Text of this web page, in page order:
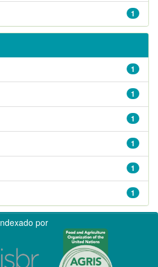
1
1
1
1
1
1
1
por